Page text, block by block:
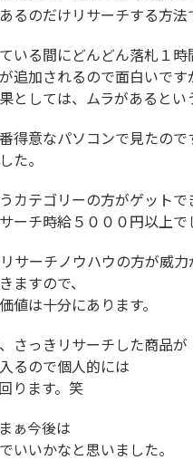
るのだけリサーチする方法
いる間にどんどん落札１時
追加されるので面白いです
としては、ムラがあるとい
得意なパソコンで見たので
た。
カテゴリーの方がゲットで
ーチ時給５０００円以上で
サーチノウハウの方が威
ますので、
値は十分にあります。
さっきリサーチした商品が
るので個人的には
ります。笑
ぁ今後は
いいかなと思いました。